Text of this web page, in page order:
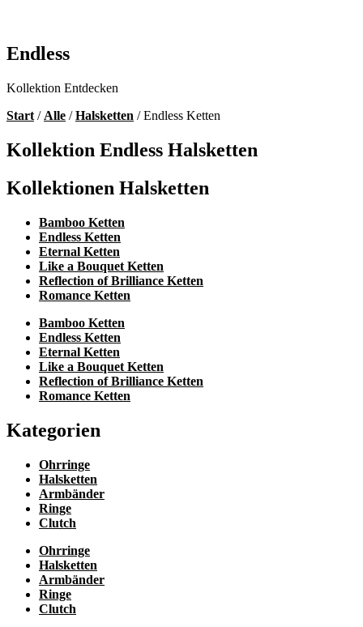
Endless
Kollektion Entdecken
Start / Alle /Halsketten / Endless Ketten
Kollektion Endless Halsketten
Kollektionen Halsketten
Bamboo Ketten
Endless Ketten
Eternal Ketten
Like a Bouquet Ketten
Reflection of Brilliance Ketten
Romance Ketten
Bamboo Ketten
Endless Ketten
Eternal Ketten
Like a Bouquet Ketten
Reflection of Brilliance Ketten
Romance Ketten
Kategorien
Ohrringe
Halsketten
Armbänder
Ringe
Clutch
Ohrringe
Halsketten
Armbänder
Ringe
Clutch